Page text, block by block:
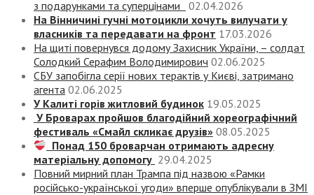
з подарунками та суперцінами
02.04.2026
На Вінничині гучні мотоцикли хочуть вилучати у
власників та передавати на фронт 17.03.2026
На щиті повернувся додому Захисник України, – солдат
Солодкий Серафим Володимирович 02.06.2025
СБУ запобігла серії нових терактів у Києві, затримано
агента 02.06.2025
У Калиті горів житловий будинок 19.05.2025
У Броварах пройшов благодійний хореографічний
фестиваль «Смайл скликає друзів» 08.05.2025
Понад 150 броварчан отримають адресну
матеріальну допомогу 29.04.2025
Повний мирний план Трампа під назвою «‎Рамки
російсько-української угоди» вперше опублікували в ЗМІ